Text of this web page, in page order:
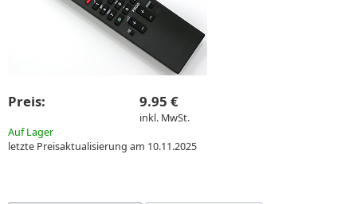
Preis: 9.95 €
inkl. MwSt.
Auf Lager
letzte Preisaktualisierung am 10.11.2025